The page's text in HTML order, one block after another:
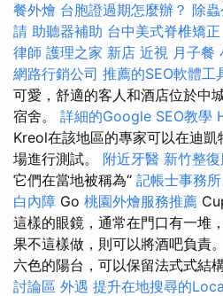
餐外燴 台胞證過期怎麼辦？ 除
請 助聽器補助 台中美式脊椎矯正
律師 護理之家 新店 近視 月子餐
網路行銷公司 推薦的SEO軟體工
可愛，舒適的客人和酒店位於中
宿舍。 詳細的Google SEO教學
Kreol在該地區的專家可以在迪
場進行測試。 附近牙醫 新竹整
它們在當地被稱為“ 記帳士事務所
白內障 Go 桃園外燴服務推薦
這樣的眼鏡，通常在門口有一堆
果不這樣做，則可以將酒吧負責
六色的陽台，可以保留法式式結
討論區 外遇 提升在地搜尋的